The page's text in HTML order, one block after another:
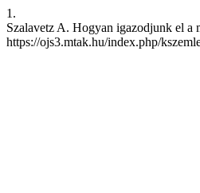
1.
Szalavetz A. Hogyan igazodjunk el a
https://ojs3.mtak.hu/index.php/